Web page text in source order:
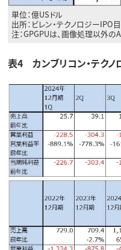
単位：億USドル
出所：ビレン・テクノロジー
注：GPGPUは、画像処理以外の
表4 カンブリコン・テクノ